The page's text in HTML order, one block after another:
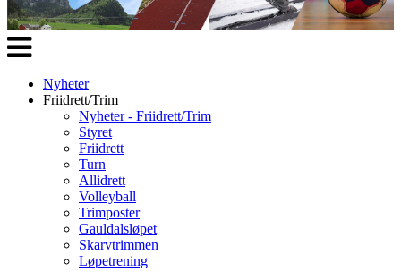
Veksle
navigasjon
Nyheter
Friidrett/Trim
Nyheter - Friidrett/Trim
Styret
Friidrett
Turn
Allidrett
Volleyball
Trimposter
Gauldalsløpet
Skarvtrimmen
Løpetrening